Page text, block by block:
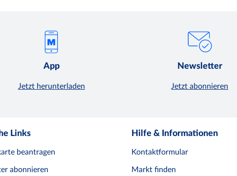
App
Jetzt herunterladen
Newsletter
Jetzt abonnieren
Links
beantragen
abonnieren
Hilfe & Informationen
Kontaktformular
Markt finden